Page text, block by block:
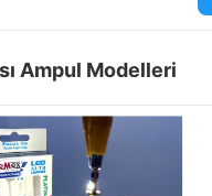
Ampul Modelleri